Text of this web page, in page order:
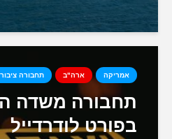
אמריקה ארה"ב תחבורה
תחבורה משדה
בפורט לודרדייל